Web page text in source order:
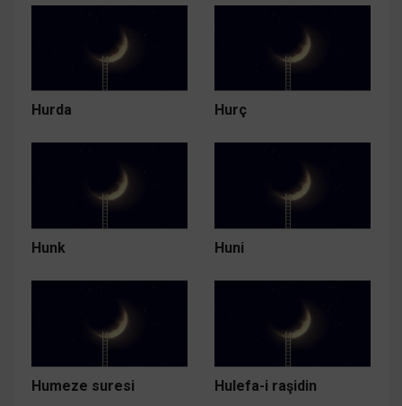
Hurda Hurç
Hunk Huni
Humeze suresi Hulefa-i raşidin